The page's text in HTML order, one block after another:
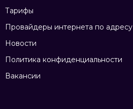
Тарифы
Провайдеры интернета по адресу
Новости
Политика конфиденциальности
Вакансии